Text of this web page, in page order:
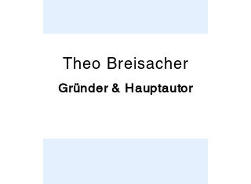
Theo Breisacher
Gründer & Hauptautor